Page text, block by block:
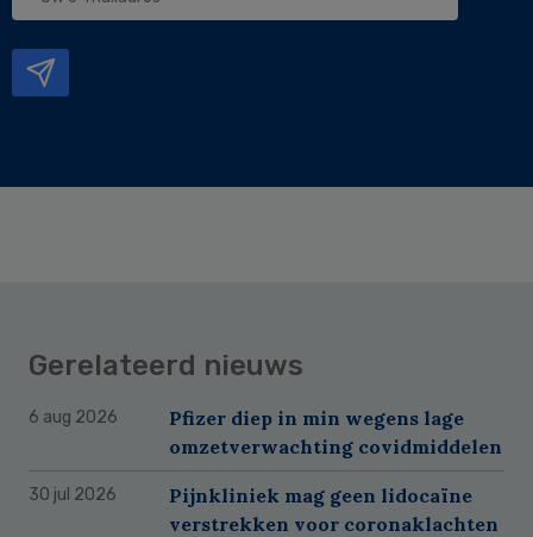
Gerelateerd nieuws
6 aug 2026
Pfizer diep in min wegens lage
omzetverwachting covidmiddelen
30 jul 2026
Pijnkliniek mag geen lidocaïne
verstrekken voor coronaklachten